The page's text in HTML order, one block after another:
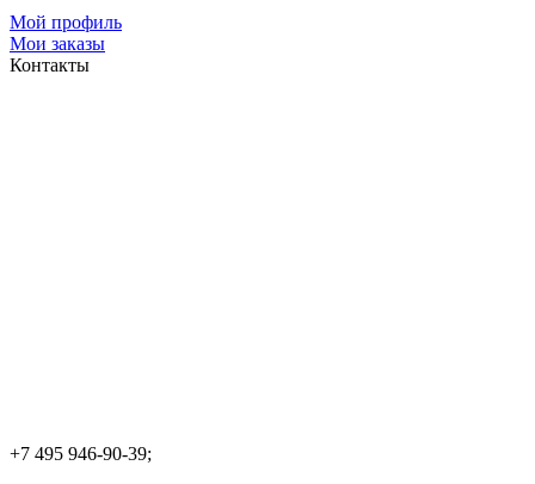
Мой профиль
Мои заказы
Контакты
+7 495 946-90-39;